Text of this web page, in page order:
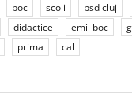
boc scoli psd cluj
didactice emil boc
prima cal